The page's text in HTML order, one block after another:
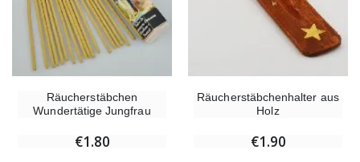
Räucherstäbchen
Wundertätige Jungfrau
€1.80
Räucherstäbchenhalter aus
Holz
€1.90